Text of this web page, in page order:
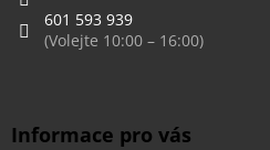
601 593 939
Informace pro vás